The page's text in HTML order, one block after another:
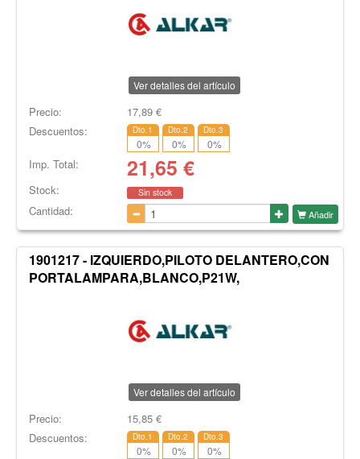
Ver detalles del artículo
Precio: 17,89€
Descuentos:
Dto.1
0%
Dto.2
0%
Dto.3
0%
Imp. Total: 21,65 €
Stock: Sin stock
Cantidad: Añadir
1901217 - IZQUIERDO,PILOTO DELANTERO,CON
PORTALAMPARA,BLANCO,P21W,
Ver detalles del artículo
Precio: 15,85€
Descuentos:
Dto.1
0%
Dto.2
0%
Dto.3
0%